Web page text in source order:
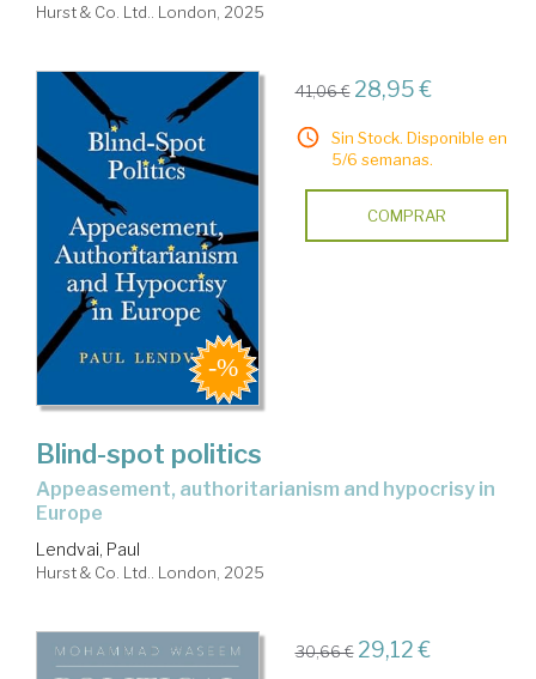
Hurst & Co. Ltd.. London, 2025
41,06 € 28,95 €
Sin Stock. Disponible en
5/6 semanas.
COMPRAR
Blind-spot politics
appeasement, authoritarianism and hypocrisy in
Europe
Lendvai, Paul
Hurst & Co. Ltd.. London, 2025
30,66 € 29,12 €